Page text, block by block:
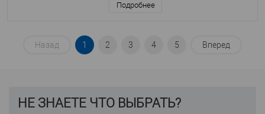
Подробнее
Назад 1 2 3 4 5 Вперед
НЕ ЗНАЕТЕ ЧТО ВЫБРАТЬ?